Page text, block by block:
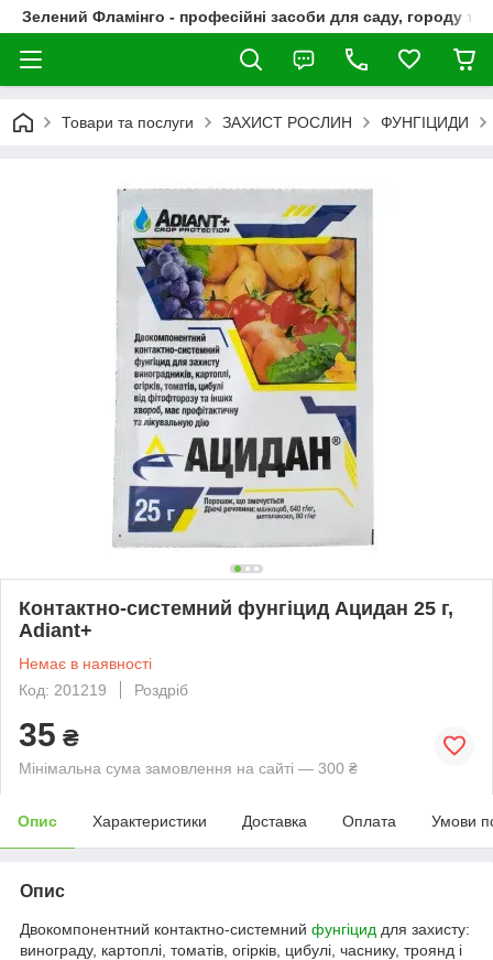
Зелений Фламінго - професійні засоби для саду, городу та
Товари та послуги ЗАХИСТ РОСЛИН ФУНГІЦИДИ
Контактно-системний фунгіцид Ацидан 25 г,
Adiant+
Немає в наявності
Код: 201219
Роздріб
35 ₴
Мінімальна сума замовлення на сайті — 300 ₴
Опис Характеристики Доставка Оплата Умови
Опис
Двокомпонентний контактно-системний фунгіцид для захисту:
винограду, картоплі, томатів, огірків, цибулі, часнику, троянд і